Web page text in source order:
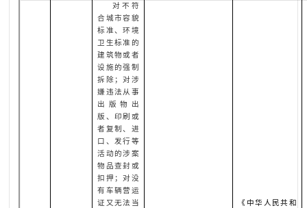
对不符
合城市容貌
标准、环境
卫生标准的
建筑物或者
设施的强制
拆除 ；对涉
嫌违法从事
出版物出
版、印刷或
者复制、进
口、发行等
活动的涉案
物品查封或
扣押；对没
有车辆营运
证又无法当
《中华人民共和